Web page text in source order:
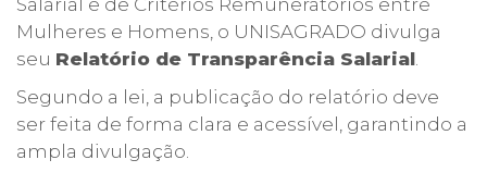
Mulheres e Homens, o UNISAGRADO divulga
seu Relatório de Transparência Salarial
Segundo a lei, a publicação do relatório deve
ser feita de forma clara e acessível, garantindo a
ampla divulgação.